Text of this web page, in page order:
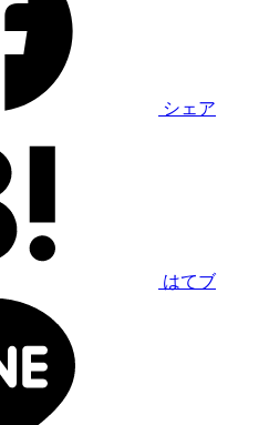
シェア
はてブ